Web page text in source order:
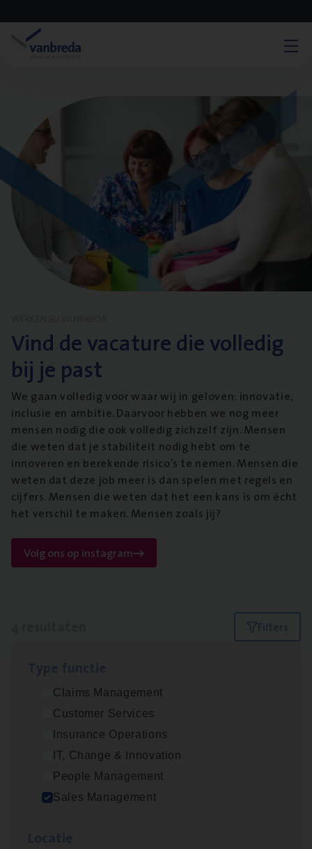
Vind de vacature die volledig
bij je past
We gaan volledig voor waar wij in geloven: innovatie,
inclusie en ambitie. Daarvoor hebben we nog meer
mensen nodig die ook volledig zichzelf zijn. Mensen
die weten dat je stabiliteit nodig hebt om te
innoveren en berekende risico’s te nemen. Mensen die
weten dat deze job meer is dan spelen met regels en
cijfers. Mensen die weten dat het een kans is om écht
het verschil te maken. Mensen zoals jij?
Volg ons op instagram
Filters
Claims Management
Customer Services
Insurance Operations
IT, Change & Innovation
People Management
Sales Management
Insu­ran­ce Bro­ker Trans­port
Antwerpen
Insu­ran­ce Bro­kerKMO